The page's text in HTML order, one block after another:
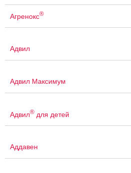
Агренокс®
Адвил
Адвил Максимум
Адвил® для детей
Аддавен